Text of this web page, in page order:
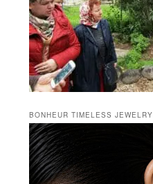
BONHEUR TIMELESS JEWELRY